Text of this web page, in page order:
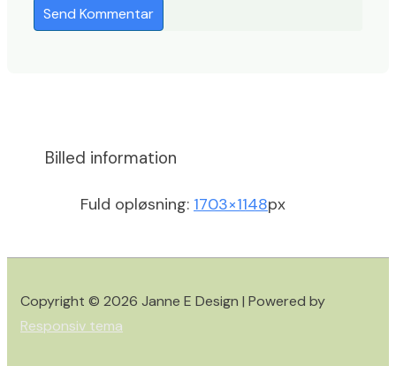
Billed information
Fuld opløsning: 1703×1148px
Copyright © 2026 Janne E Design | Powered by
Responsiv tema